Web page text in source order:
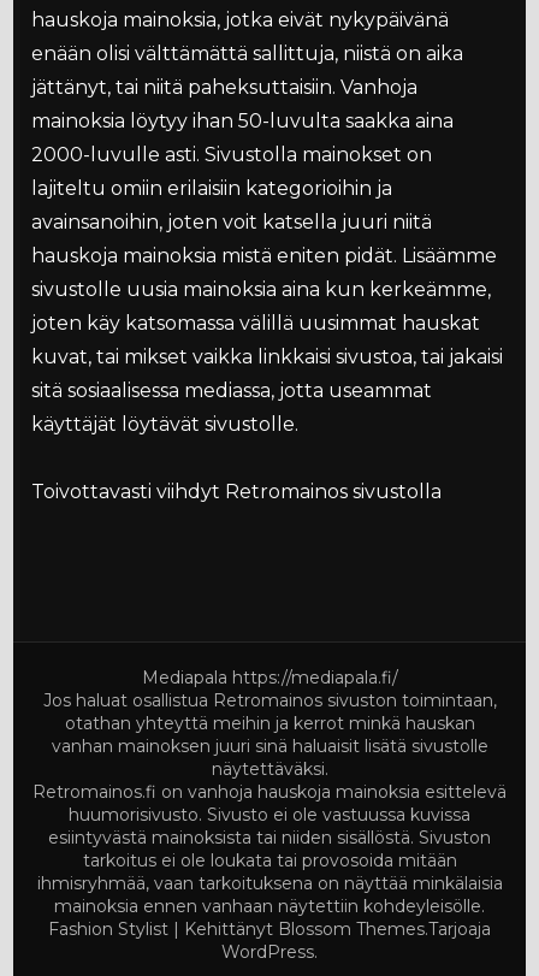
hauskoja mainoksia, jotka eivät nykypäivänä
enään olisi välttämättä sallittuja, niistä on aika
jättänyt, tai niitä paheksuttaisiin. Vanhoja
mainoksia löytyy ihan 50-luvulta saakka aina
2000-luvulle asti. Sivustolla mainokset on
lajiteltu omiin erilaisiin kategorioihin ja
avainsanoihin, joten voit katsella juuri niitä
hauskoja mainoksia mistä eniten pidät. Lisäämme
sivustolle uusia mainoksia aina kun kerkeämme,
joten käy katsomassa välillä uusimmat hauskat
kuvat, tai mikset vaikka linkkaisi sivustoa, tai jakaisi
sitä sosiaalisessa mediassa, jotta useammat
käyttäjät löytävät sivustolle.
Toivottavasti viihdyt Retromainos sivustolla
Mediapala https://mediapala.fi/
Jos haluat osallistua Retromainos sivuston toimintaan,
otathan yhteyttä meihin ja kerrot minkä hauskan
vanhan mainoksen juuri sinä haluaisit lisätä sivustolle
näytettäväksi.
Retromainos.fi on vanhoja hauskoja mainoksia esittelevä
huumorisivusto. Sivusto ei ole vastuussa kuvissa
esiintyvästä mainoksista tai niiden sisällöstä. Sivuston
tarkoitus ei ole loukata tai provosoida mitään
ihmisryhmää, vaan tarkoituksena on näyttää minkälaisia
mainoksia ennen vanhaan näytettiin kohdeyleisölle.
Fashion Stylist | Kehittänyt Blossom Themes.Tarjoaja
WordPress.